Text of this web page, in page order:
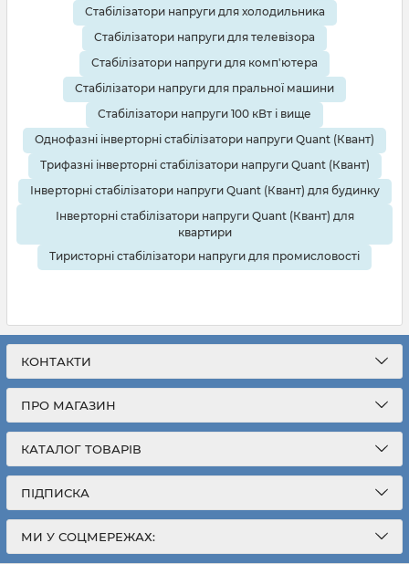
Стабілізатори напруги для холодильника
Стабілізатори напруги для телевізора
Стабілізатори напруги для комп'ютера
Стабілізатори напруги для пральної машини
Стабілізатори напруги 100 кВт і вище
Однофазні інверторні стабілізатори напруги Quant (Квант)
Трифазні інверторні стабілізатори напруги Quant (Квант)
Інверторні стабілізатори напруги Quant (Квант) для будинку
Інверторні стабілізатори напруги Quant (Квант) для
квартири
Тиристорні стабілізатори напруги для промисловості
КОНТАКТИ
ПРО МАГАЗИН
КАТАЛОГ ТОВАРІВ
ПІДПИСКА
МИ У СОЦМЕРЕЖАХ: